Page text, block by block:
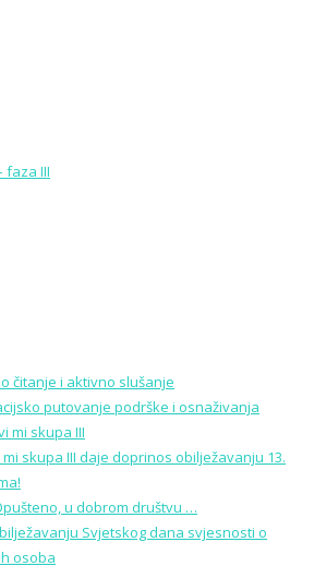
faza III
čitanje i aktivno slušanje
putovanje podrške i osnaživanja
mi skupa III
mi skupa III daje doprinos obilježavanju 13.
u dobrom društvu …
Svjetskog dana svjesnosti o
osoba